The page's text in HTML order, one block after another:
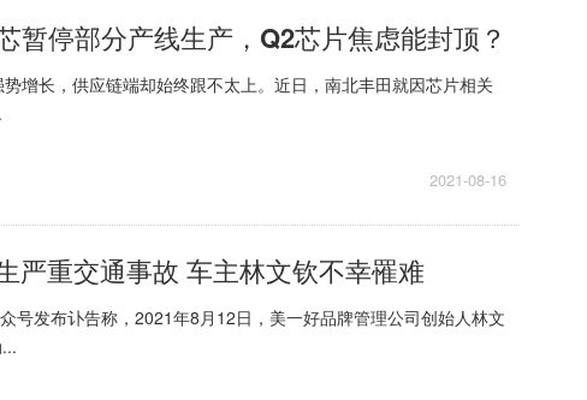
暂停部分产线生产，Q2芯片焦虑能封顶？
增长，供应链端却始终跟不太上。近日，南北丰田就因芯片相关
2021-08-16
严重交通事故 车主林文钦不幸罹难
号发布讣告称，2021年8月12日，美一好品牌管理公司创始人林文